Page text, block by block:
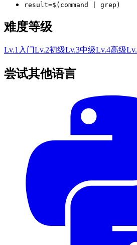
result=$(command | grep)
难度等级
Lv.1 入门Lv.2初级Lv.3中级Lv.4高级Lv.
尝试其他语言